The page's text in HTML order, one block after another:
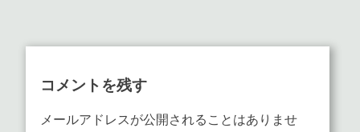
コメントを残す
メールアドレスが公開されることはありませ